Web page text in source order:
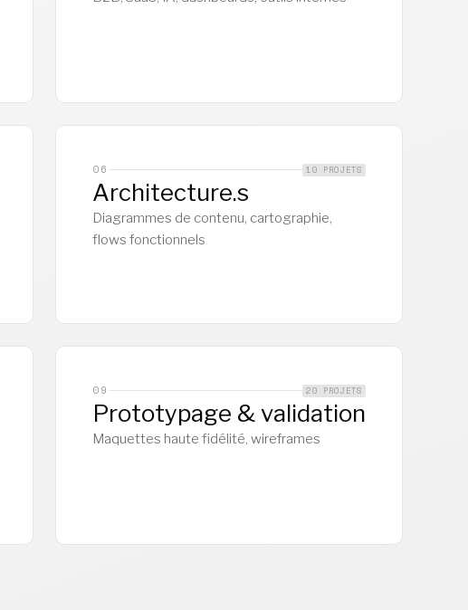
06 10 PROJETS
Architecture.s
Diagrammes de contenu, cartographie,
flows fonctionnels
09 20 PROJETS
Prototypage & validation
Maquettes haute fidélité, wireframes